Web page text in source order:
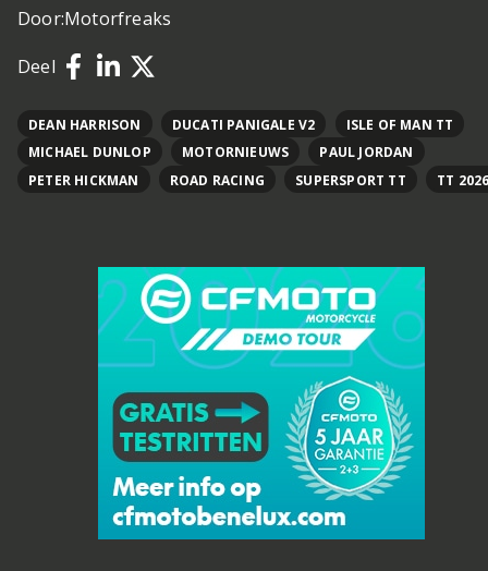
Door:Motorfreaks
Deel
DEAN HARRISON DUCATI PANIGALE V2
ISLE OF MAN TT
MICHAEL DUNLOP
MOTORNIEUWS
PAUL JORDAN
PETER HICKMAN
ROAD RACING SUPERSPORT TT TT